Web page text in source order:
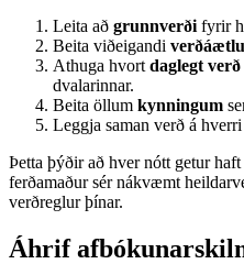
Leita að grunnverði fyrir
Beita viðeigandi
Athuga hvort daglegt verð
dvalarinnar.
Beita öllum kynningum
Leggja saman verð á
Þetta þýðir að hver nótt getur
ferðamaður sér nákvæmt
verðreglur þínar.
Áhrif